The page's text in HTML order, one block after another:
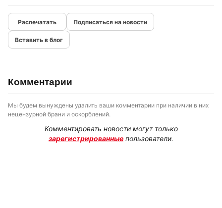
Подписаться на новости
Вставить в блог
Комментарии
Мы будем вынуждены удалить ваши комментарии при наличии в них
нецензурной брани и оскорблений.
Комментировать новости могут только
зарегистрированные пользователи.